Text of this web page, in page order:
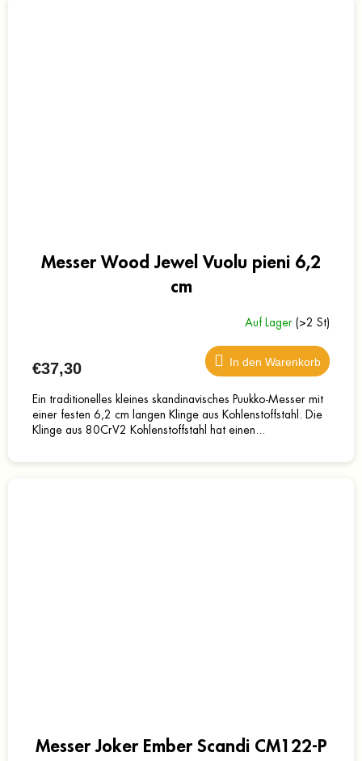
Messer Wood Jewel Vuolu pieni 6,2
cm
Auf Lager (>2 St)
€37,30 In den Warenkorb
Ein traditionelles kleines skandinavisches Puukko-Messer mit
einer festen 6,2 cm langen Klinge aus Kohlenstoffstahl. Die
Klinge aus 80CrV2 Kohlenstoffstahl hat einen...
Messer Joker Ember Scandi CM122-P